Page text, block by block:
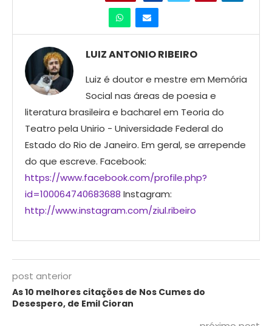
LUIZ ANTONIO RIBEIRO
Luiz é doutor e mestre em Memória
Social nas áreas de poesia e
literatura brasileira e bacharel em Teoria do
Teatro pela Unirio - Universidade Federal do
Estado do Rio de Janeiro. Em geral, se arrepende
do que escreve. Facebook:
https://www.facebook.com/profile.php?
id=100064740683688 Instagram:
http://www.instagram.com/ziul.ribeiro
post anterior
As 10 melhores citações de Nos Cumes do
Desespero, de Emil Cioran